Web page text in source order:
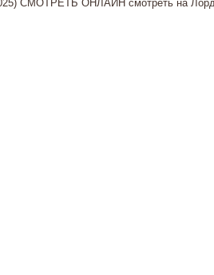
СМОТРЕТЬ ОНЛАЙН смотреть на